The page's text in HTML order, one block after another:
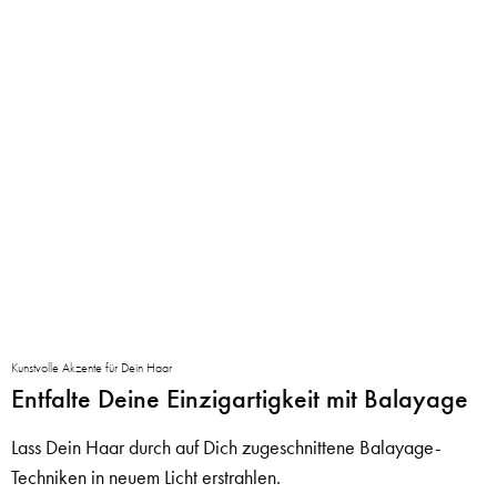
Kunstvolle Akzente für Dein Haar
Entfalte Deine Einzigartigkeit mit Balayage
Lass Dein Haar durch auf Dich zugeschnittene Balayage-
Techniken in neuem Licht erstrahlen.